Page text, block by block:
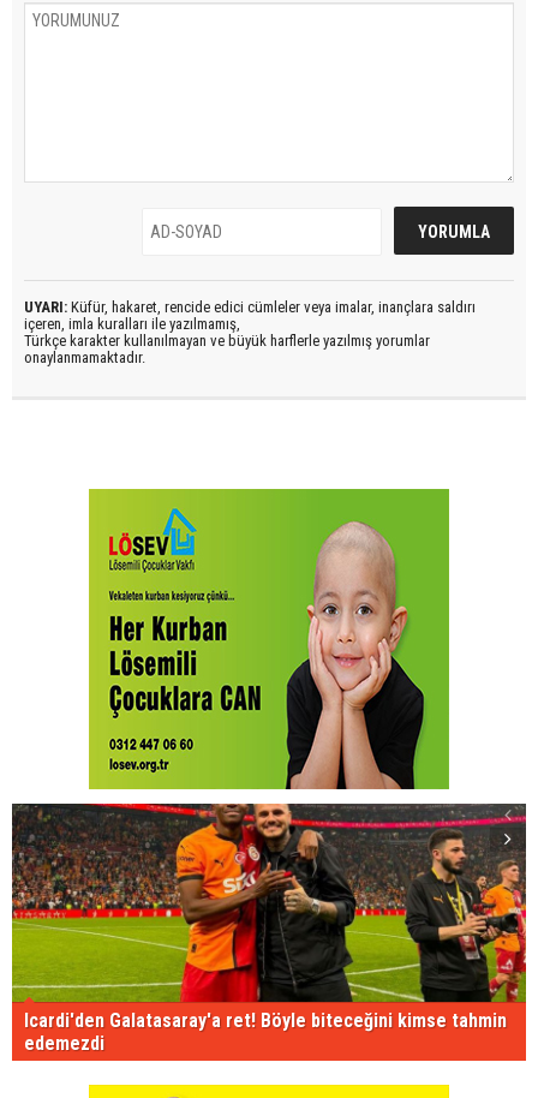
UYARI: Küfür, hakaret, rencide edici cümleler veya imalar, inançlara saldırı
içeren, imla kuralları ile yazılmamış,
Türkçe karakter kullanılmayan ve büyük harflerle yazılmış yorumlar
onaylanmamaktadır.
Icardi'den Galatasaray'a ret! Böyle biteceğini kimse tahmin
edemezdi